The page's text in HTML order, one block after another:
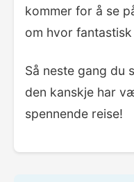
kommer for å se
om hvor
Så neste gang du
den kanskje har
spennende reise!